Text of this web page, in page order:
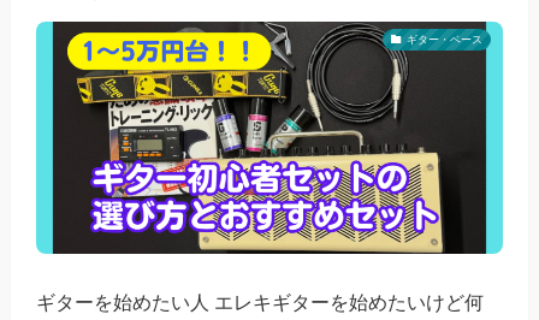
ギター・ベース
ギターを始めたい人 エレキギターを始めたいけど何